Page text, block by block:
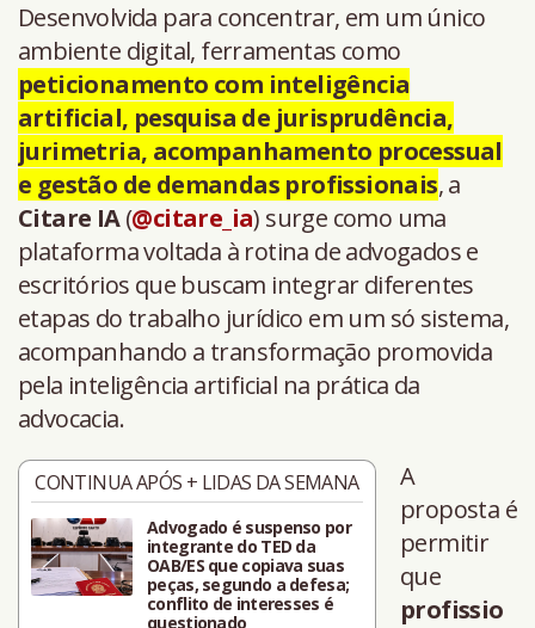
Desenvolvida para concentrar, em um único
ambiente digital, ferramentas como
peticionamento com inteligência
artificial, pesquisa de jurisprudência,
jurimetria, acompanhamento processual
e gestão de demandas profissionais, a
Citare IA(@citare_ia) surge como uma
plataforma voltada à rotina de advogados e
escritórios que buscam integrar diferentes
etapas do trabalho jurídico em um só sistema,
acompanhando a transformação promovida
pela inteligência artificial na prática da
advocacia.
CONTINUA APÓS + LIDAS DA SEMANA
Advogado é suspenso por
integrante do TED da
OAB/ES que copiava suas
peças, segundo a defesa;
conflito de interesses é
questionado
A
proposta é
permitir
que
profissio